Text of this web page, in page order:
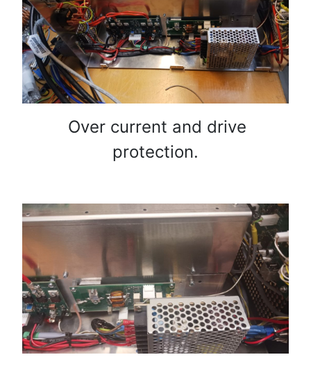
Over current and drive
protection.